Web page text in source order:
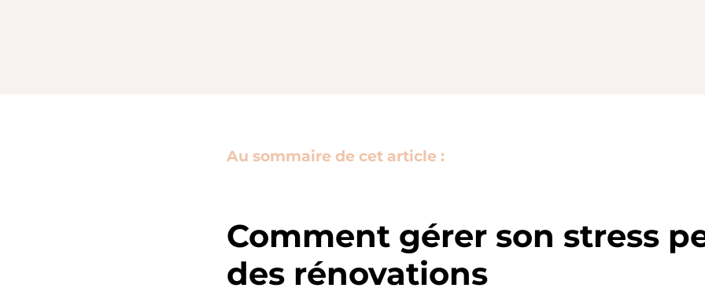
Au sommaire de cet article :
Comment gérer son stress
des rénovations